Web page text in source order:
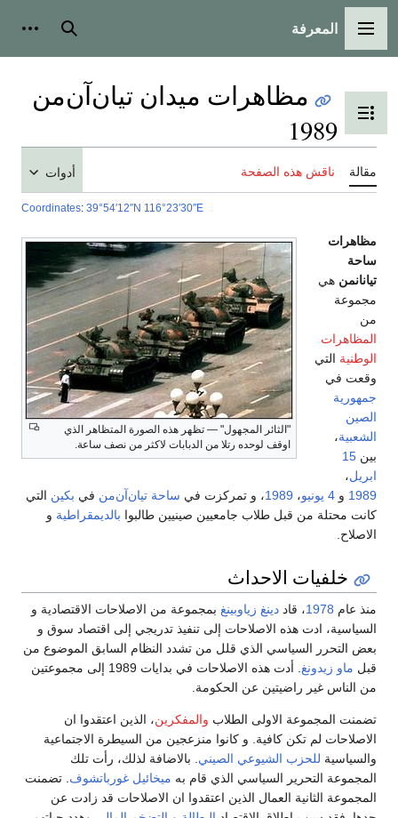
القائمة الرئيسية
المعرفة بحث
تبديل عرض جدول المحتويات
مظاهرات ميدان تيان‌آن‌من
1989
مقالة ناقش هذه الصفحة أدوات
Coordinates: 39°54′12″N 116°23′30″E
"الثائر المجهول" — تظهر هذه الصورة المتظاهر الذي
اوقف لوحده رتلا من الدبابات لاكثر من نصف ساعة.
مظاهرات
ساحة
تيانانمن هي
مجموعة
من
المظاهرات
الوطنية التي
وقعت في
جمهورية
الصين
الشعبية،
بين 15
ابريل،
1989 و 4 يونيو ، 1989، و تمركزت في ساحة تيان‌آن‌من في بكين التي
كانت محتلة من قبل طلاب جامعيين صينيين طالبوا بالديمقراطية و
الاصلاح.
خلفيات الاحداث
منذ عام 1978، قاد دينغ زياوبينغ بمجموعة من الاصلاحات الاقتصادية و
السياسية، ادت هذه الاصلاحات إلى تنفيذ تدريجي إلى اقتصاد سوق و
بعض التحرر السياسي الذي قلل من تشدد النظام السابق الموضوع من
قبل ماو زيدونغ
. أدت هذه الاصلاحات في بدايات 1989 إلى مجموعتين
من الناس غير راضيتين عن الحكومة.
تضمنت المجموعة الاولى الطلاب والمفكرين، الذين اعتقدوا ان
الاصلاحات لم تكن كافية. و كانوا منزعجين من السيطرة الاجتماعية
والسياسية للحزب الشيوعي الصيني. بالاضافة لذلك، رأت تلك
المجموعة التحرير السياسي الذي قام به ميخائيل غورباتشوف. تضمنت
المجموعة الثانية العمال الذين اعتقدوا ان الاصلاحات قد زادت عن